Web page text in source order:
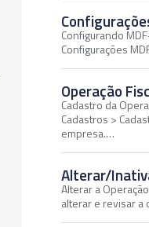
Configurando
Configurações
Operação
Cadastro da
Cadastros >
empresa.…
Alterar/
Alterar a
alterar e revisar a